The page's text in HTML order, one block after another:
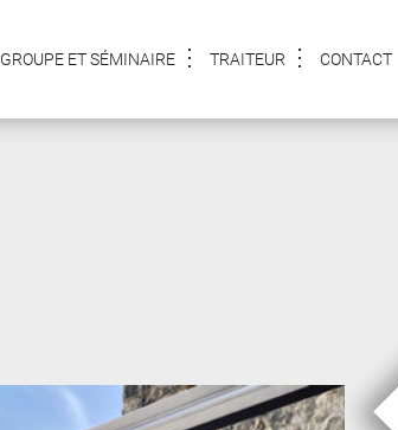
GROUPE ET SÉMINAIRE TRAITEUR CONTACT